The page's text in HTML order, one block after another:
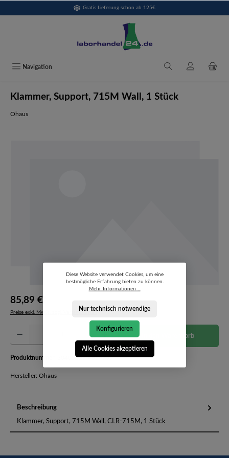
Gratis Lieferung schon ab 125€
Navigation
Klammer, Support, 715M Wall, 1 Stück
Ohaus
85,89 €*
Preise exkl. MwSt. zzgl. Versandkosten
Produkt Anzahl: Gib den gewünschten Wert ein oder benutze die Schaltflächen um die
In den Warenkorb
Produktnummer: 30400025-4659709
Hersteller: Ohaus
Beschreibung
Klammer, Support, 715M Wall, CLR-715M, 1 Stück
Diese Website verwendet Cookies, um eine
bestmögliche Erfahrung bieten zu können.
Mehr Informationen ...
Nur technisch notwendige
Konfigurieren
Alle Cookies akzeptieren